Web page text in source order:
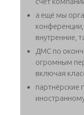
а ещё мы
внутренние,
ДМС по
огромным
включая